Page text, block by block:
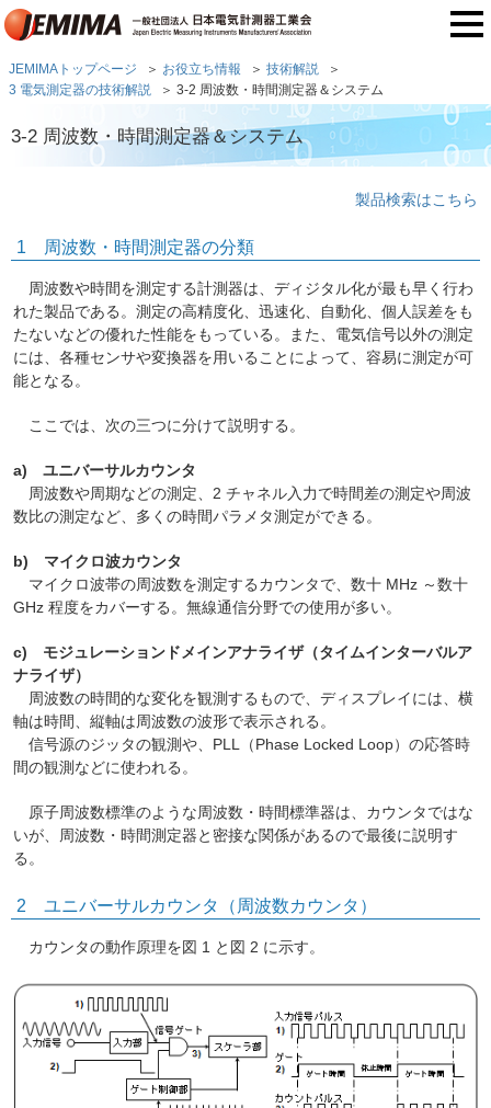
JEMIMAトップページ お役立ち情報
技術解説
3 電気測定器の技術解説
3-2 周波数・時間測定器＆システム
3-2 周波数・時間測定器＆システム
製品検索はこちら
1 周波数・時間測定器の分類
周波数や時間を測定する計測器は、ディジタル化が最も早く行わ
れた製品である。測定の高精度化、迅速化、自動化、個人誤差をも
たないなどの優れた性能をもっている。また、電気信号以外の測定
には、各種センサや変換器を用いることによって、容易に測定が可
能となる。
ここでは、次の三つに分けて説明する。
a) ユニバーサルカウンタ
周波数や周期などの測定、2 チャネル入力で時間差の測定や周波
数比の測定など、多くの時間パラメタ測定ができる。
b) マイクロ波カウンタ
マイクロ波帯の周波数を測定するカウンタで、数十 MHz ～数十
GHz 程度をカバーする。無線通信分野での使用が多い。
c) モジュレーションドメインアナライザ（タイムインターバルア
ナライザ）
周波数の時間的な変化を観測するもので、ディスプレイには、横
軸は時間、縦軸は周波数の波形で表示される。
信号源のジッタの観測や、PLL（Phase Locked Loop）の応答時
間の観測などに使われる。
原子周波数標準のような周波数・時間標準器は、カウンタではな
いが、周波数・時間測定器と密接な関係があるので最後に説明す
る。
2 ユニバーサルカウンタ（周波数カウンタ）
カウンタの動作原理を図 1 と図 2 に示す。